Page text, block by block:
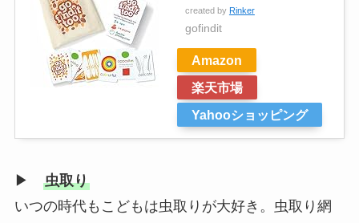
created by Rinker
gofindit
Amazon
楽天市場
Yahooショッピング
▶ 虫取り
いつの時代もこどもは虫取りが大好き。虫取り網